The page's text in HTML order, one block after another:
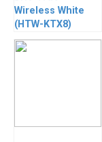
Wireless White
(HTW-KTX8)